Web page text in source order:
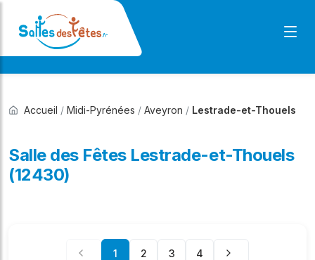
Accueil / Midi-Pyrénées / Aveyron / Lestrade-et-Thouels
Salle des Fêtes Lestrade-et-Thouels
(12430)
1 2 3 4